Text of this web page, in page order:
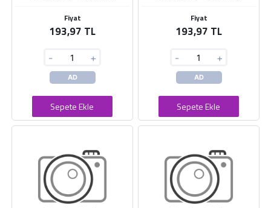
Fiyat
193,97 TL
- +
AD
Sepete Ekle
Fiyat
193,97 TL
- +
AD
Sepete Ekle